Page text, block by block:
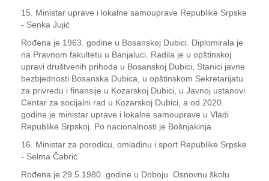
15. Ministar uprave i lokalne samouprave Republike Srpske
- Senka Jujić
Rođena je 1963. godine u Bosanskoj Dubici. Diplomirala je
na Pravnom fakultetu u Banjaluci. Radila je u opštinskoj
upravi društvenih prihoda u Bosanskoj Dubici, Stanici javne
bezbjednosti Bosanska Dubica, u opštinskom Sekretarijatu
za privredu i finansije u Kozarskoj Dubici, u Javnoj ustanovi
Centar za socijalni rad u Kozarskoj Dubici, a od 2020.
godine je ministar uprave i lokalne samouprave u Vladi
Republike Srpskoj. Po nacionalnosti je Bošnjakinja.
16. Ministar za porodicu, omladinu i sport Republike Srpske
- Selma Čabrić
Rođena je 29.5.1980. godine u Doboju. Osnovnu školu